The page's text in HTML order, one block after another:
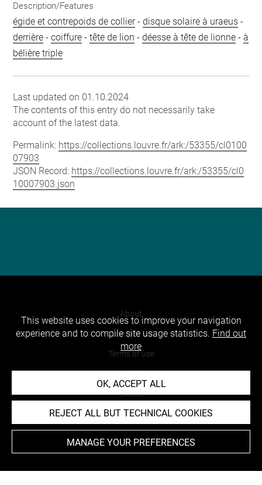
Description/Features
égide et contrepoids de collier-disque solaire à uraeus -
derrière -coiffure -tête de lion -déesse à tête de lionne -à
bélière triple
Last updated on 01.10.2024
The contents of this entry do not necessarily take
account of the latest data.
Permalink: https://collections.louvre.fr/ark:/53355/cl0100
07903
JSON Record: https://collections.louvre.fr/ark:/53355/cl0
10007903.json
About
Contact Us
Terms of use
Cookies
Credits
Accessibility : non compliant
This website uses cookies to improve your navigation
experience and to compile site usage statistics. Find out
more
OK, ACCEPT ALL
REJECT ALL BUT TECHNICAL COOKIES
MANAGE YOUR PREFERENCES